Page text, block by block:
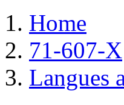
Home
71-607-X
Langues